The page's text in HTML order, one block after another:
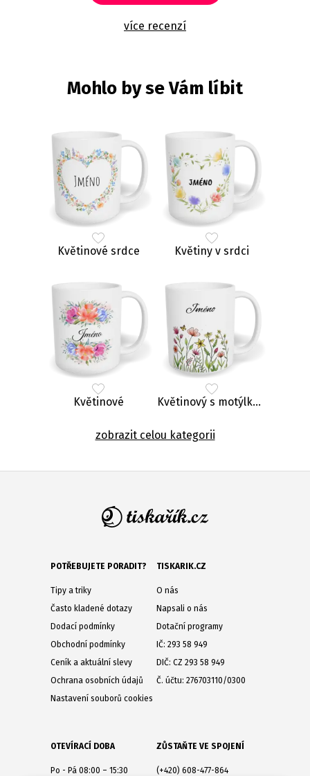
více recenzí
Mohlo by se Vám líbit
Květinové srdce Květiny v srdci
Květinové Květinový s motýlkem
zobrazit celou kategorii
POTŘEBUJETE PORADIT?
Tipy a triky
Často kladené dotazy
Dodací podmínky
Obchodní podmínky
Ceník a aktuální slevy
Ochrana osobních údajů
Nastavení souborů cookies
TISKARIK.CZ
O nás
Napsali o nás
Dotační programy
IČ: 293 58 949
DIČ: CZ 293 58 949
Č. účtu: 276703110/0300
OTEVÍRACÍ DOBA
Po - Pá 08:00 – 15:30
ZŮSTAŇTE VE SPOJENÍ
(+420) 608-477-864